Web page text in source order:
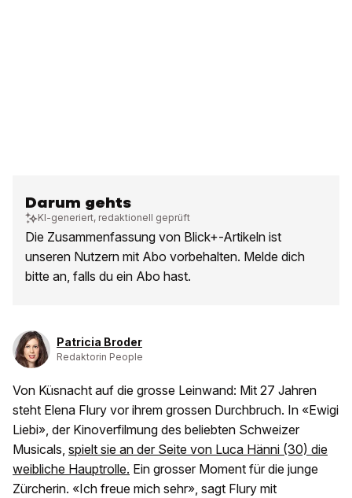
Darum gehts
KI-generiert, redaktionell geprüft
Die Zusammenfassung von Blick+-Artikeln ist
unseren Nutzern mit Abo vorbehalten. Melde dich
bitte an, falls du ein Abo hast.
Patricia Broder
Redaktorin People
Von Küsnacht auf die grosse Leinwand: Mit 27 Jahren
steht Elena Flury vor ihrem grossen Durchbruch. In «Ewigi
Liebi», der Kinoverfilmung des beliebten Schweizer
Musicals, spielt sie an der Seite von Luca Hänni (30) die
weibliche Hauptrolle. Ein grosser Moment für die junge
Zürcherin. «Ich freue mich sehr», sagt Flury mit